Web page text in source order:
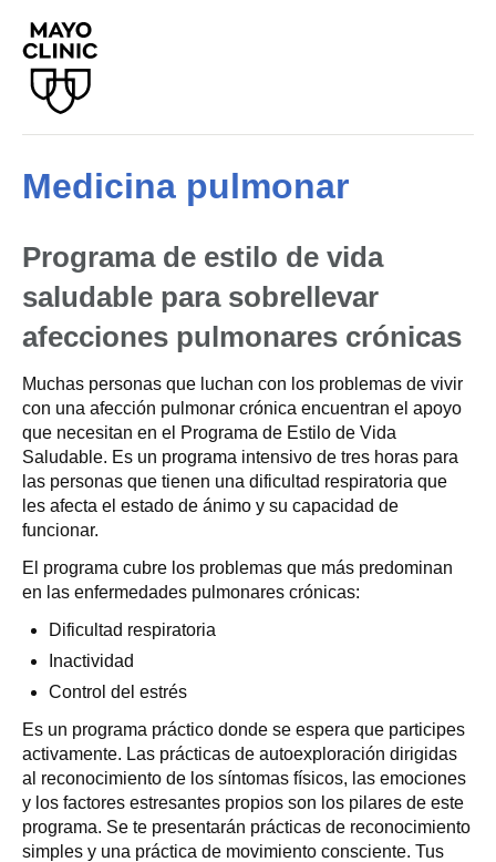
Medicina pulmonar
Programa de estilo de vida
saludable para sobrellevar
afecciones pulmonares crónicas
Muchas personas que luchan con los problemas de vivir
con una afección pulmonar crónica encuentran el apoyo
que necesitan en el Programa de Estilo de Vida
Saludable. Es un programa intensivo de tres horas para
las personas que tienen una dificultad respiratoria que
les afecta el estado de ánimo y su capacidad de
funcionar.
El programa cubre los problemas que más predominan
en las enfermedades pulmonares crónicas:
Dificultad respiratoria
Inactividad
Control del estrés
Es un programa práctico donde se espera que participes
activamente. Las prácticas de autoexploración dirigidas
al reconocimiento de los síntomas físicos, las emociones
y los factores estresantes propios son los pilares de este
programa. Se te presentarán prácticas de reconocimiento
simples y una práctica de movimiento consciente. Tus